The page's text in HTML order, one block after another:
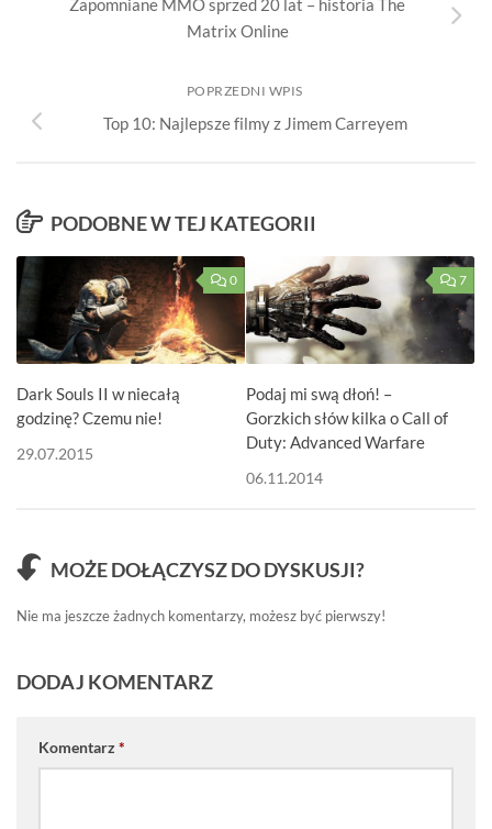
Zapomniane MMO sprzed 20 lat – historia The
Matrix Online
POPRZEDNI WPIS
Top 10: Najlepsze filmy z Jimem Carreyem
PODOBNE W TEJ KATEGORII
0
Dark Souls II w niecałą
godzinę? Czemu nie!
29.07.2015
7
Podaj mi swą dłoń! –
Gorzkich słów kilka o Call of
Duty: Advanced Warfare
06.11.2014
MOŻE DOŁĄCZYSZ DO DYSKUSJI?
Nie ma jeszcze żadnych komentarzy, możesz być pierwszy!
DODAJ KOMENTARZ
Komentarz *